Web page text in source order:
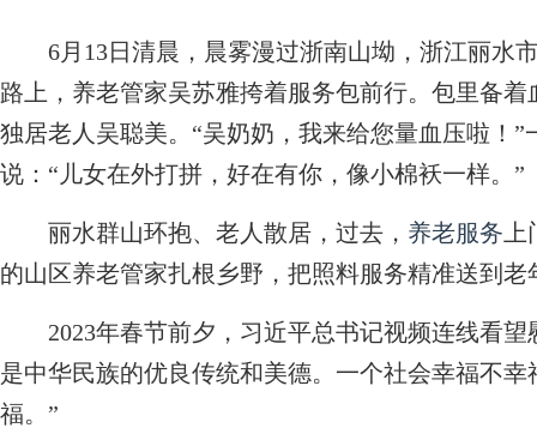
6月13日清晨，晨雾漫过浙南山坳，浙江丽水
路上，养老管家吴苏雅挎着服务包前行。包里备
独居老人吴聪美。“吴奶奶，我来给您量血压啦！
说：“儿女在外打拼，好在有你，像小棉袄一样。”
丽水群山环抱、老人散居，过去， 养老服务
的山区养老管家扎根乡野，把照料服务精准送到老
2023年春节前夕，习近平总书记视频连线看望
是中华民族的优良传统和美德。一个社会幸福不
福。”